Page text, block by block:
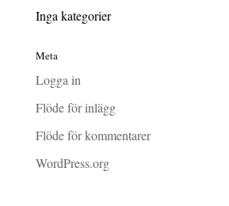
Inga kategorier
Meta
Logga in
Flöde för inlägg
Flöde för kommentarer
WordPress.org